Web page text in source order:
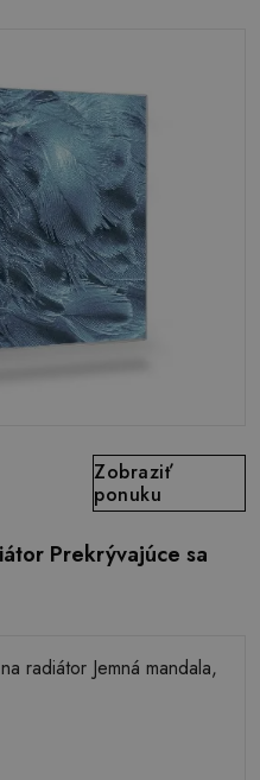
Zobraziť
ponuku
Prekrývajúce sa